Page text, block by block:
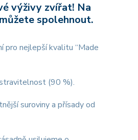
výživy zvířat! Na
spolehnout.
pro nejlepší kvalitu “Made
(90 %).
suroviny a přísady od